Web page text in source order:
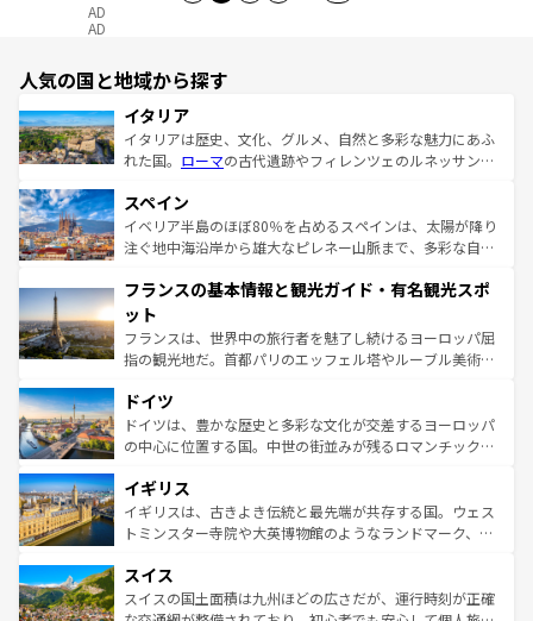
AD
AD
人気の国と地域から探す
イタリア
イタリアは歴史、文化、グルメ、自然と多彩な魅力にあふ
れた国。 ローマの古代遺跡やフィレンツェのルネッサンス
ろん、トスカーナの美しい田園風景やアマルフィ海岸の絶
景など、自然景観も見逃せない。観光の合間には、本場の
ピザやパスタなど、絶品のイタリア料理を堪能することも
ませてくれるイタリアで、忘れられない旅をしてみよう！
なお、新着のイタリア情報は
しい。
スペイン
イベリア半島のほぼ80％を占めるスペインは、太陽が降り
注ぐ地中海沿岸から雄大なピレネー山脈まで、多彩な自然
文化が根付くこの国では、情熱的なフラメンコ、熱気あふ
れる闘牛、そして美味しいタパスが生活の一部となってい
る。首都マドリードの洗練された雰囲気や、バルセロナの
アートに溢れた街角から、地方では古代ローマ遺跡や中世
せる。地方によって風土や気候が異なるスペインはその個
性で訪れる人を魅了する。 なお、新着のスペイン情報は コ
ンテンツ一覧を参照してほしい。
フランスの基本情報と観光ガイド・有名観光スポ
ット
フランスは、世界中の旅行者を魅了し続けるヨーロッパ屈
指の観光地だ。首都パリのエッフェル塔やルーブル美術館
で、幅広い魅力が詰まっている。華麗な宮殿、歴史的な大
聖堂、美しいビーチ、そして豊かな自然が、訪れる者を心
から魅了する。また、フランスは美食の国としても知ら
いる。シャンパンの発祥地であるランス、プロヴァンスの
香り高いラベンダー畑など、多彩な楽しみ方が可能だ。さ
らに、パリ以外の地域にも魅力が溢れており、どの街角に
れる地方に足を運ぶとそれぞれで全く異なる文化を体験で
きるだろう。 なお、新着のフランス情報はコンテンツ一覧
を参照してほしい。
ドイツ
ドイツは、豊かな歴史と多彩な文化が交差するヨーロッパ
の中心に位置する国。中世の街並みが残るロマンチック街
顔を持つこの国は、どこを歩いても飽きることがない。ベ
ルリンの文化的活気、バイエルン州のアルプスの絶景、そ
してライン川沿いのワイン畑といった風景は必見。ビール
は、お酒好きな人にはぜひ体験してほしい。 なお、新着の
ドイツ情報はコンテンツ一覧を参照してほしい。
イギリス
イギリスは、古きよき伝統と最先端が共存する国。ウェス
トミンスター寺院や大英博物館のようなランドマーク、歴
リアごとに異なる魅力がある。また、優雅なアフタヌーン
ティー、ビール好きにはたまらない英国パブ、サッカー観
スイス
スイスの国土面積は九州ほどの広さだが、運行時刻が正確